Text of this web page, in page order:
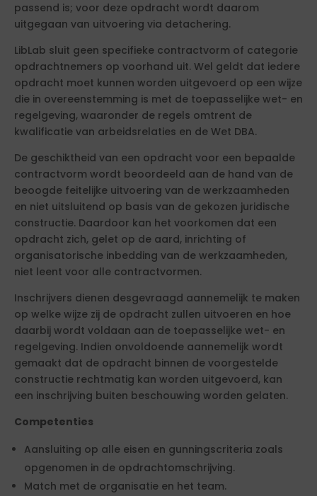
passend is; voor deze opdracht wordt daarom
uitgegaan van uitvoering via detachering.
LibLab sluit geen specifieke contractvorm of categorie
opdrachtnemers op voorhand uit. Wel geldt dat iedere
opdracht moet kunnen worden uitgevoerd op een wijze
die in overeenstemming is met de toepasselijke wet- en
regelgeving, waaronder de regels omtrent de
kwalificatie van arbeidsrelaties en de Wet DBA.
De geschiktheid van een opdracht voor een bepaalde
contractvorm wordt beoordeeld aan de hand van de
beoogde feitelijke uitvoering van de werkzaamheden
en niet uitsluitend op basis van de gekozen juridische
constructie. Daardoor kan het voorkomen dat een
opdracht zich, gelet op de aard, inrichting of
organisatorische inbedding van de werkzaamheden,
niet leent voor alle contractvormen.
Inschrijvers dienen desgevraagd aannemelijk te maken
op welke wijze zij de opdracht zullen uitvoeren en hoe
daarbij wordt voldaan aan de toepasselijke wet- en
regelgeving. Indien onvoldoende aannemelijk wordt
gemaakt dat de opdracht binnen de voorgestelde
constructie rechtmatig kan worden uitgevoerd, kan
een inschrijving buiten beschouwing worden gelaten.
Competenties
Aansluiting op alle eisen en gunningscriteria zoals
opgenomen in de opdrachtomschrijving.
Match met de organisatie en het team.